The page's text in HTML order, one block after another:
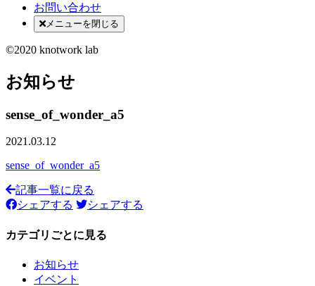
お問い合わせ
メニューを閉じる
©2020 knotwork lab
お知らせ
sense_of_wonder_a5
2021.03.12
sense_of_wonder_a5
記事一覧に戻る
シェアする
シェアする
カテゴリごとに見る
お知らせ
イベント